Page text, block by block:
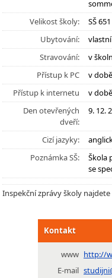
Velikost školy:
SŠ
Ubytování:
Stravování:
v
Přístup k PC
v
Přístup k internetu
v
Den otevřených
dveří:
9. 12.
Cizí jazyky:
Poznámka SŠ:
Škola
se
Inspekční zprávy školy najdete
Kontakt
www http://
E-mail